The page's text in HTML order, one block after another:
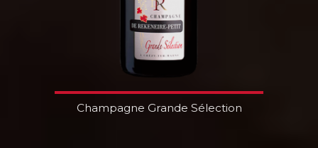
Champagne Grande Sélection